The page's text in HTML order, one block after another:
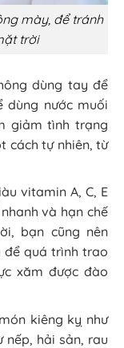
mày, để tránh
trời
dùng tay để
dùng nước muối
giảm tình trạng
cách tự nhiên, từ
vitamin A, C, E
và hạn chế
bạn cũng nên
để quá trình trao
xăm được đào
kiêng kỵ như
hải sản, rau